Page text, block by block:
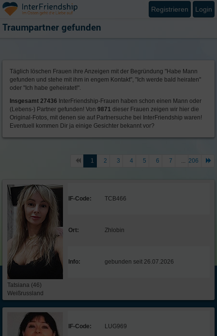
Täglich löschen Frauen ihre Anzeigen mit der Begründung "Habe Mann
gefunden und stehe mit ihm in engem Kontakt", "Ich werde bald heiraten"
oder "Ich habe geheiratet!".
Insgesamt 27436 InterFriendship-Frauen haben schon einen Mann oder
(Lebens-) Partner gefunden! Von 9871 dieser Frauen zeigen wir hier die
Original-Fotos, mit denen sie auf Partnersuche bei InterFriendship waren!
Eventuell kommen Dir ja einige Gesichter bekannt vor?
1 2 3 4 5 6 7 ... 206
Tatsiana (46)
Weißrussland
IF-Code: TCB466
Ort: Zhlobin
Info: gebunden seit 26.07.2026
IF-Code: LUG969
Traumpartner gefunden
Registrieren Login